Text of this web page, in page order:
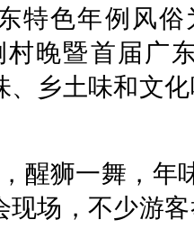
特色年例风
村晚暨首届广
、乡土味和文
醒狮一舞，年
现场，不少游